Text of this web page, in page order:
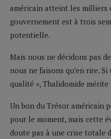
américain atteint les milliers
gouvernement est à trois
potentielle.
Mais nous ne décidons pas
nous ne faisons qu’en rire.
qualité », Thalidomide
Un bon du Trésor américain
pour le moment, mais cette
doute pas à une crise totale